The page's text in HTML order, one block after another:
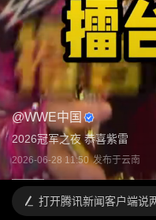
@WWE中国
2026冠军之夜 恭喜紫雷
2026-06-28 11:50 发布于云南
打开腾讯新闻客户端说